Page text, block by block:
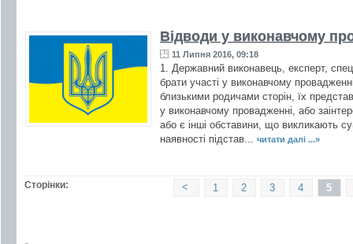
Відводи у виконавчому
11 Липня 2016, 09:18
1. Державний виконавець, експерт,
брати участі у виконавчому
близькими родичами сторін, їх
у виконавчому провадженні, або
або є інші обставини, що викликають
наявності підстав...
читати далі ...»
Сторінки: 5
4
3
2
1
<